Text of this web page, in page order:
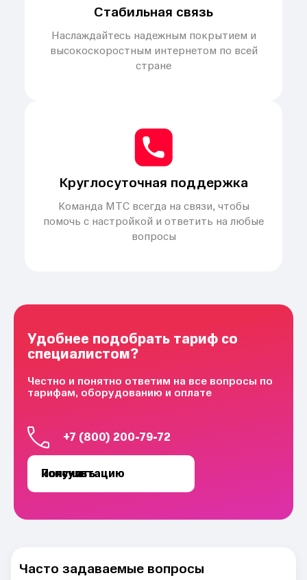
Стабильная связь
Наслаждайтесь надежным покрытием и
высокоскоростным интернетом по всей
стране
Круглосуточная поддержка
Команда МТС всегда на связи, чтобы
помочь с настройкой и ответить на любые
вопросы
Удобнее подобрать тариф со
специалистом?
Честно и понятно ответим на все вопросы по
тарифам, оборудованию и оплате
+7 (800) 200-79-72
Получить консультацию
Часто задаваемые вопросы